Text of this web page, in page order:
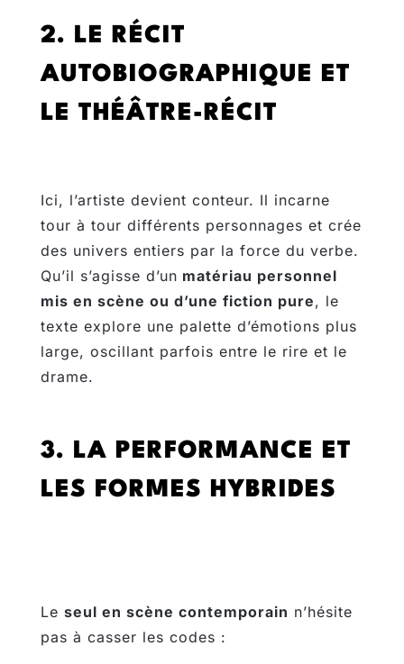
2. LE RÉCIT
AUTOBIOGRAPHIQUE ET
LE THÉÂTRE-RÉCIT
Ici, l’artiste devient conteur. Il incarne
tour à tour différents personnages et crée
des univers entiers par la force du verbe.
Qu’il s’agisse d’un matériau personnel
mis en scène ou d’une fiction pure, le
texte explore une palette d’émotions plus
large, oscillant parfois entre le rire et le
drame.
3. LA PERFORMANCE ET
LES FORMES HYBRIDES
Le seul en scène contemporain n’hésite
pas à casser les codes :